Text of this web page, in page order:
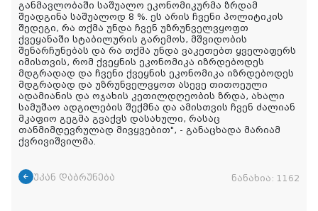
განმავლობაში საშუალო ეკონომიკურმა ზრდამ
შეადგინა საშუალოდ 8 %. ეს არის ჩვენი პოლიტიკის
შედეგი, რა თქმა უნდა ჩვენ უზრუნველვყოფთ
ქვეყანაში სტაბილურის გარემოს, მშვიდობის
შენარჩუნებას და რა თქმა უნდა ვაკეთებთ ყველაფერს
იმისთვის, რომ ქვეყნის ეკონომიკა იზრდებოდეს
მდგრადად და ჩვენი ქვეყნის ეკონომიკა იზრდებოდეს
მდგრადად და უზრუნველვყოთ ასევე თითოეული
ადამიანის და ოჯახის კეთილდღეობის ზრდა, ახალი
სამუშაო ადგილების შექმნა და ამისთვის ჩვენ ძალიან
მკაფიო გეგმა გვაქვს დასახული, რასაც
თანმიმდევრულად მივყვებით", - განაცხადა მარიამ
ქვრივიშვილმა.
უკან დაბრუნება ნანახია: 1162